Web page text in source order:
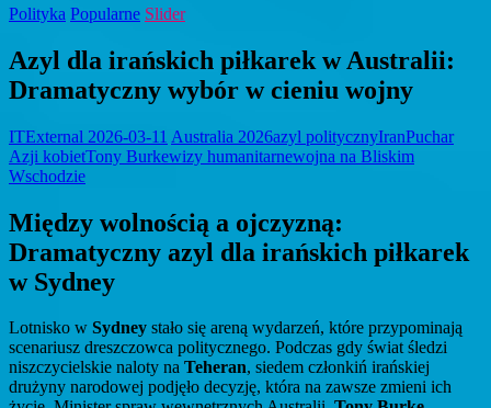
Polityka Popularne Slider
Azyl dla irańskich piłkarek w Australii:
Dramatyczny wybór w cieniu wojny
ITExternal 2026-03-11 Australia 2026azyl politycznyIranPuchar
Azji kobietTony Burkewizy humanitarnewojna na Bliskim
Wschodzie
Między wolnością a ojczyzną:
Dramatyczny azyl dla irańskich piłkarek
w Sydney
Lotnisko w Sydney stało się areną wydarzeń, które przypominają
scenariusz dreszczowca politycznego. Podczas gdy świat śledzi
niszczycielskie naloty na Teheran, siedem członkiń irańskiej
drużyny narodowej podjęło decyzję, która na zawsze zmieni ich